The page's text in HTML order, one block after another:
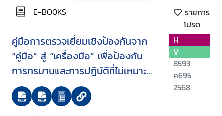
E-BOOKS
รายการ
โปรด
คู่มือการตรวจเยี่ยมเชิงป้องกันจาก
“คู่มือ” สู่ “เครื่องมือ” เพื่อป้องกัน
การทรมานและการปฏิบัติที่ไม่เหมาะ
สม
H
V
8593
ค695
2568